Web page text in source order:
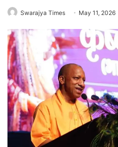
Swarajya Times May 11, 2026